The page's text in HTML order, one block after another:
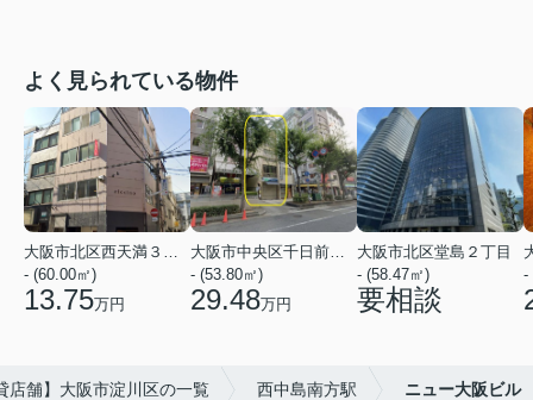
よく見られている物件
- (60.00㎡)
13.75万円
- (53.80㎡)
29.48万円
大阪市北区堂島２丁目
- (58.47㎡)
要相談
-
店舗】大阪市淀川区の一覧 西中島南方駅 ニュー大阪ビル